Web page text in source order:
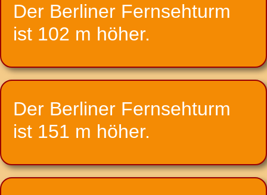
Der Berliner Fernsehturm
ist 102 m höher.
Der Berliner Fernsehturm
ist 151 m höher.